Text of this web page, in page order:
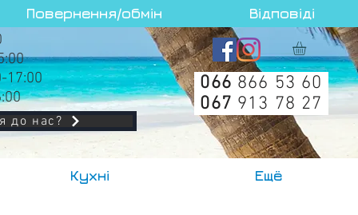
Повернення/обмін Відповіді
17:00
до нас?
066 866 53 60
067 913 78 27
Кухні Ещё